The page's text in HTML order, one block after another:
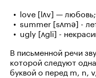
love [lʌv] — любовь;
summer [sʌmə] -
ugly [ʌgli] -
В письменной речи
которой следуют
буквой o перед m, n,